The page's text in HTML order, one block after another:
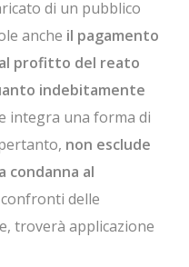
di un pubblico
anche il pagamento
profitto del reato
indebitamente
integra una forma di
non esclude
condanna al
delle
troverà applicazione